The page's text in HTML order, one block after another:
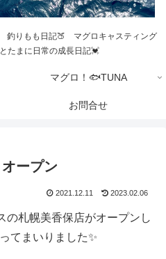
釣りもも日記🍑 マグロキャスティング
まに日常の成長日記💓
マグロ！🐟TUNA
お問合せ
ープン
2021.12.11 2023.02.06
の札幌美香保店がオープンし
てまいりました✨